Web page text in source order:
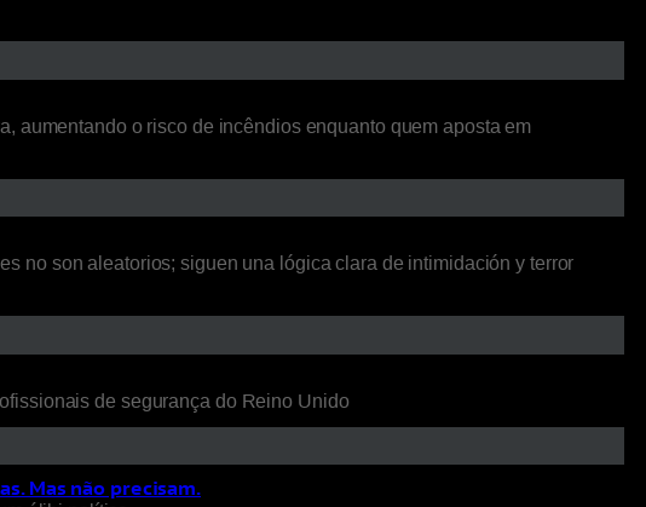
aumentando o risco de incêndios enquanto quem aposta em
no son aleatorios; siguen una lógica clara de intimidación y terror
de segurança do Reino Unido
Mas não precisam.